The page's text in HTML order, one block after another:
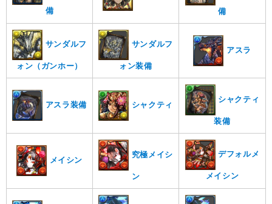
備 備
サンダルフ
ォン（ガンホー）
サンダルフ
ォン装備
アスラ
アスラ装備 シャクティ
シャクティ
装備
メイシン
究極メイシ
ン
デフォルメ
メイシン